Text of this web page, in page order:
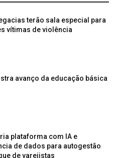
terão sala especial para
vítimas de violência
avanço da educação básica
plataforma com IA e
de dados para autogestão
de varejistas